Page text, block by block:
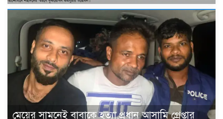
মেয়ের সামনেই বাবাকে হত্যা,প্রধান আসামি গ্রেপ্তার